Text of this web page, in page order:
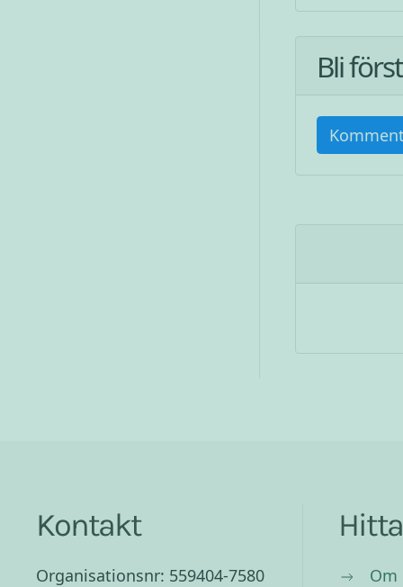
Bli
Kontakt
Organisationsnr: 559404-7580
Om